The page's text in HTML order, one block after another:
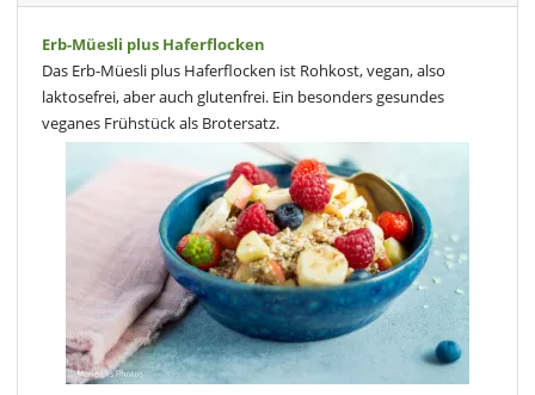
Erb-Müesli plus Haferflocken
Das Erb-Müesli plus Haferflocken ist Rohkost, vegan, also
laktosefrei, aber auch glutenfrei. Ein besonders gesundes
veganes Frühstück als Brotersatz.